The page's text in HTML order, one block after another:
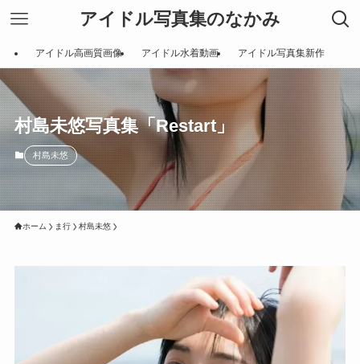
アイドル写真集のなかみ
アイドル高画質画像 アイドル水着動画 アイドル写真集新作
村島未悠写真集「Restart」
村島未悠
ホーム ま行 村島未悠